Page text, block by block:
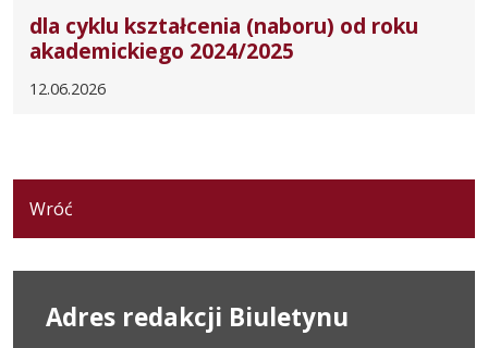
dla cyklu kształcenia (naboru) od roku
akademickiego 2024/2025
12.06.2026
Wróć
Adres redakcji Biuletynu